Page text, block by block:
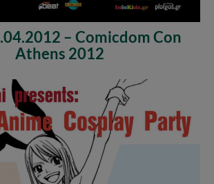
– Comicdom Con
Athens 2012